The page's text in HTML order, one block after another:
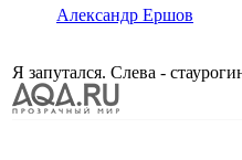
Александр Ершов
Я запутался. Слева -